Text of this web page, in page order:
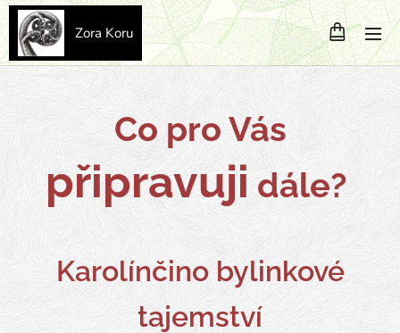
Zora Koru
Co pro Vás
připravujidále?
Karolínčino bylinkové
tajemství